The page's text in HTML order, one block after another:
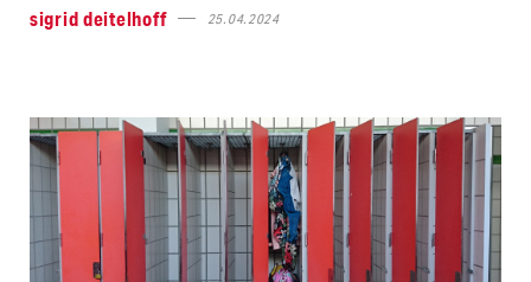
sigrid deitelhoff
25.04.2024